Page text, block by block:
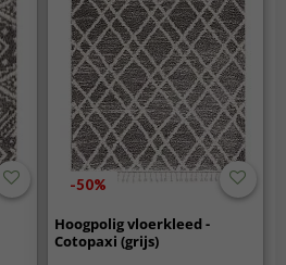
-50%
Hoogpolig vloerkleed -
Cotopaxi (grijs)